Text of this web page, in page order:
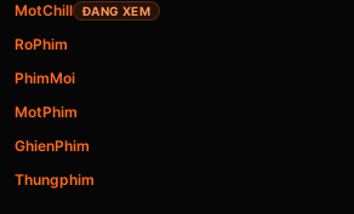
MotChill ĐANG XEM
RoPhim
PhimMoi
MotPhim
GhienPhim
Thungphim